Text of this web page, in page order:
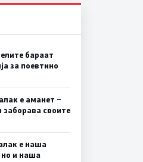
бараат
за поевтино
е аманет –
заборава своите
е наша
но и наша